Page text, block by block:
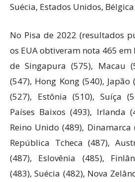
Suécia, Estados Unidos,
No Pisa de 2022 (resultados
os EUA obtiveram nota 465
de Singapura (575), Macau
(547), Hong Kong (540), Japão
(527), Estônia (510), Suíça
Países Baixos (493), Irlanda
Reino Unido (489), Dinamarca
República Tcheca (487),
(487), Eslovênia (485),
(483), Suécia (482), Nova